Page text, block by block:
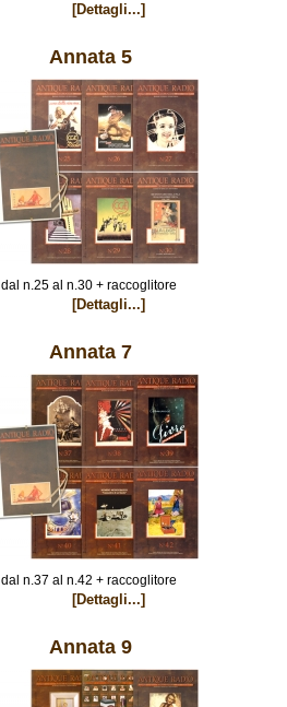
[Dettagli...]
Annata 5
dal n.25 al n.30 + raccoglitore
[Dettagli...]
Annata 7
dal n.37 al n.42 + raccoglitore
[Dettagli...]
Annata 9